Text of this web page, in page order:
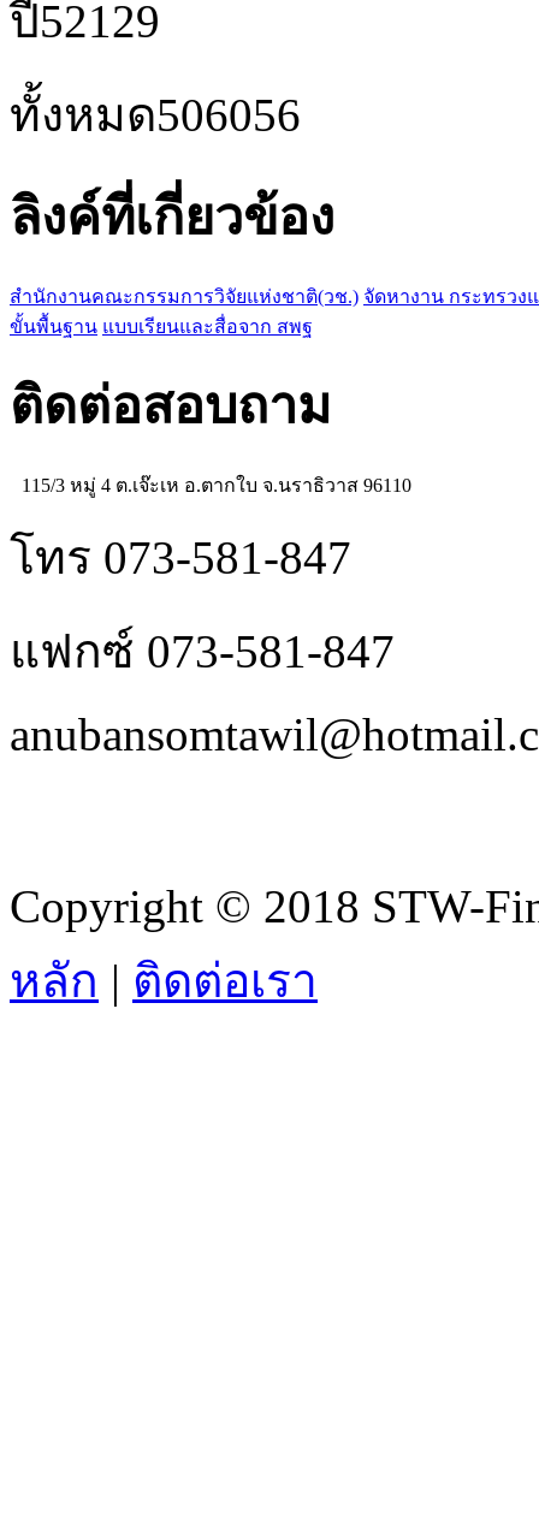
ปี52129
ทั้งหมด506056
ลิงค์ที่เกี่ยวข้อง
สำนักงานคณะกรรมการวิจัยแห่งชาติ(วช.) จัดหางาน กระทรวง
ขั้นพื้นฐาน แบบเรียนและสื่อจาก สพฐ
ติดต่อสอบถาม
115/3 หมู่ 4 ต.เจ๊ะเห อ.ตากใบ จ.นราธิวาส 96110
โทร 073-581-847
แฟกซ์ 073-581-847
Copyright © 2018 STW-
หลัก | ติดต่อเรา